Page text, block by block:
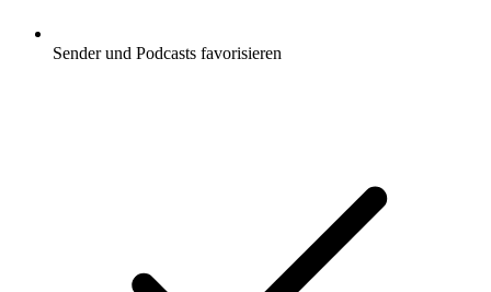
Sender und Podcasts favorisieren